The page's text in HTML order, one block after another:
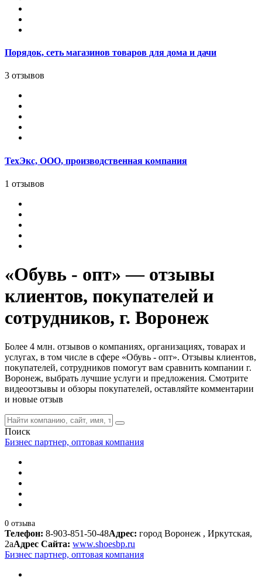
Порядок, сеть магазинов товаров для дома и дачи
3 отзывов
ТехЭкс, ООО, производственная компания
1 отзывов
«Обувь - опт» — отзывы
клиентов, покупателей и
сотрудников, г. Воронеж
Более 4 млн. отзывов о компаниях, организациях, товарах и
услугах, в том числе в сфере «Обувь - опт». Отзывы клиентов,
покупателей, сотрудников помогут вам сравнить компании г.
Воронеж, выбрать лучшие услуги и предложения. Смотрите
видеоотзывы и обзоры покупателей, оставляйте комментарии
и новые отзыв
Поиск
Бизнес партнер, оптовая компания
0 отзыва
Телефон: 8-903-851-50-48Адрес: город Воронеж , Иркутская,
2аАдрес Сайта: www.shoesbp.ru
Бизнес партнер, оптовая компания